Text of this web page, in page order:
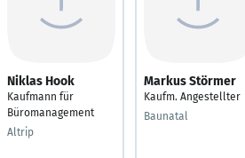
Niklas Hook
Kaufmann für
Büromanagement
Altrip
Markus Störmer
Kaufm. Angestellter
Baunatal